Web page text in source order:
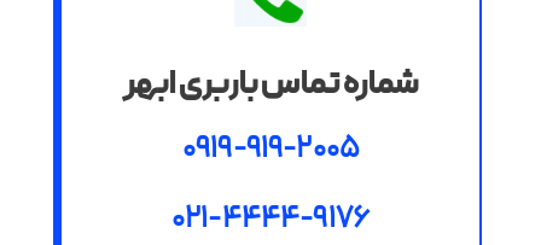
شماره تماس باربری ابهر
0919-919-2005
021-4444-9176